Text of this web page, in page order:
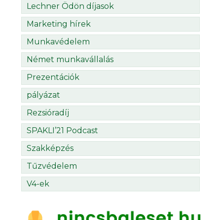
Lechner Ödön díjasok
Marketing hírek
Munkavédelem
Német munkavállalás
Prezentációk
pályázat
Rezsióradíj
SPAKLI’21 Podcast
Szakképzés
Tűzvédelem
V4-ek